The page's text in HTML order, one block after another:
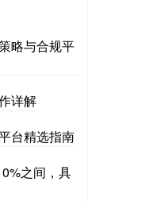
略与合规平
详解
台精选指南
之间，具